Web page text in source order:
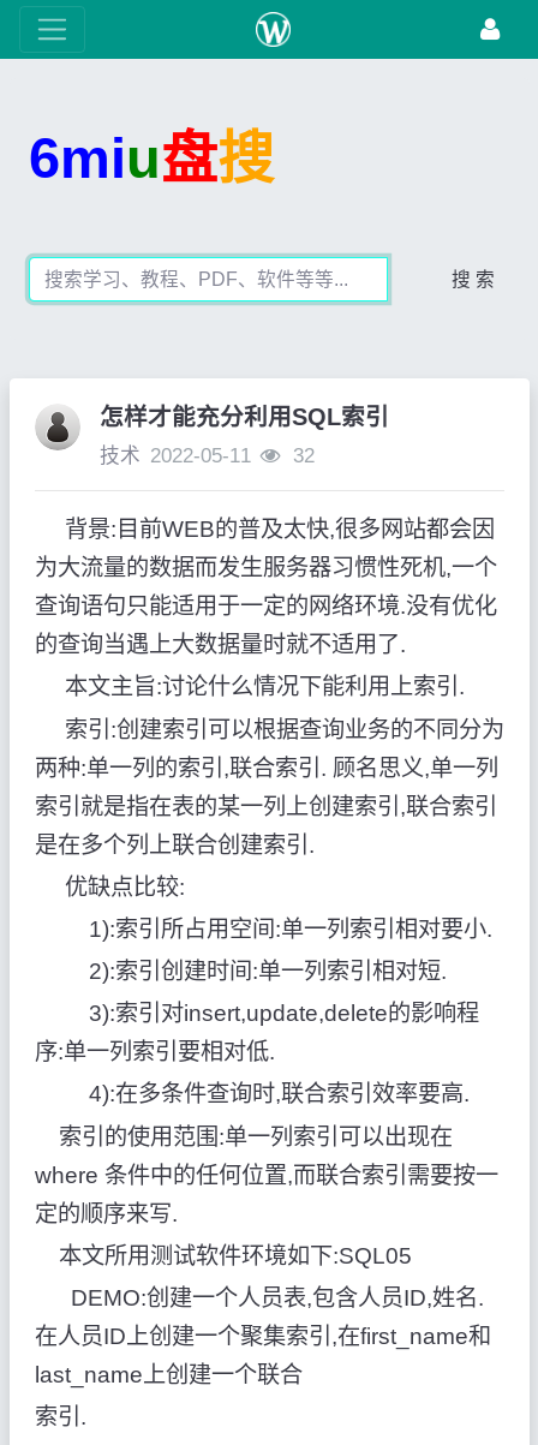
6miu盘搜
搜 索
怎样才能充分利用SQL索引
技术 2022-05-11 32
背景:目前WEB的普及太快,很多网站都会因
为大流量的数据而发生服务器习惯性死机,一个
查询语句只能适用于一定的网络环境.没有优化
的查询当遇上大数据量时就不适用了.
本文主旨:讨论什么情况下能利用上索引.
索引:创建索引可以根据查询业务的不同分为
两种:单一列的索引,联合索引. 顾名思义,单一列
索引就是指在表的某一列上创建索引,联合索引
是在多个列上联合创建索引.
优缺点比较:
1):索引所占用空间:单一列索引相对要小.
2):索引创建时间:单一列索引相对短.
3):索引对insert,update,delete的影响程
序:单一列索引要相对低.
4):在多条件查询时,联合索引效率要高.
索引的使用范围:单一列索引可以出现在
where 条件中的任何位置,而联合索引需要按一
定的顺序来写.
本文所用测试软件环境如下:SQL05
DEMO:创建一个人员表,包含人员ID,姓名.
在人员ID上创建一个聚集索引,在first_name和
last_name上创建一个联合
索引.